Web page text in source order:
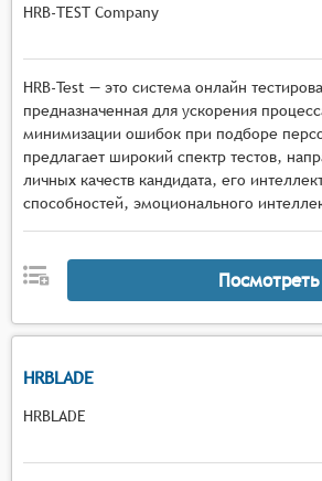
HRB-TEST Company
HRB-Test — это система онлайн
предназначенная для ускорения
минимизации ошибок при подборе
предлагает широкий спектр тестов,
личных качеств кандидата, его
способностей, эмоционального
Посмотреть
HRBLADE
HRBLADE